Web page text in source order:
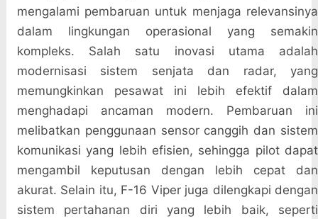
mengalami pembaruan untuk menjaga relevansinya
dalam lingkungan operasional yang semakin
kompleks. Salah satu inovasi utama adalah
modernisasi sistem senjata dan radar, yang
memungkinkan pesawat ini lebih efektif dalam
menghadapi ancaman modern. Pembaruan ini
melibatkan penggunaan sensor canggih dan sistem
komunikasi yang lebih efisien, sehingga pilot dapat
mengambil keputusan dengan lebih cepat dan
akurat. Selain itu, F-16 Viper juga dilengkapi dengan
sistem pertahanan diri yang lebih baik, seperti